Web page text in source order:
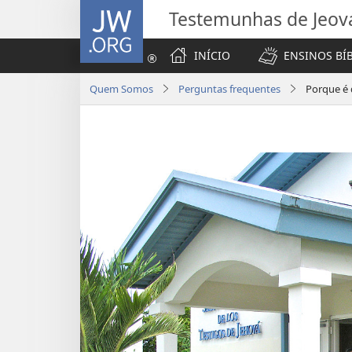
JW.ORG Testemunhas de
INÍCIO
ENSINOS
Quem Somos Perguntas frequentes Porque é